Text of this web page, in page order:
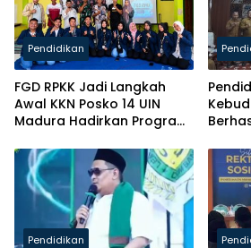
Pendidikan
FGD RPKK Jadi Langkah
Awal KKN Posko 14 UIN
Madura Hadirkan Program
Pendidikan